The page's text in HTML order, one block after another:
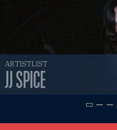
ARTISTLIST
JJ SPICE